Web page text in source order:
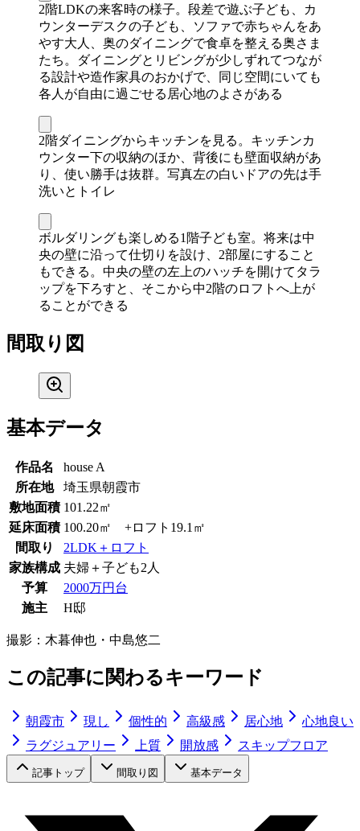
2階LDKの来客時の様子。段差で遊ぶ子ども、カ
ウンターデスクの子ども、ソファで赤ちゃんをあ
やす大人、奥のダイニングで食卓を整える奥さま
たち。ダイニングとリビングが少しずれてつなが
る設計や造作家具のおかげで、同じ空間にいても
各人が自由に過ごせる居心地のよさがある
2階ダイニングからキッチンを見る。キッチンカ
ウンター下の収納のほか、背後にも壁面収納があ
り、使い勝手は抜群。写真左の白いドアの先は手
洗いとトイレ
ボルダリングも楽しめる1階子ども室。将来は中
央の壁に沿って仕切りを設け、2部屋にすること
もできる。中央の壁の左上のハッチを開けてタラ
ップを下ろすと、そこから中2階のロフトへ上が
ることができる
間取り図
基本データ
作品名
house A
所在地
埼玉県朝霞市
敷地面積 101.22㎡
延床面積 100.20㎡ +ロフト19.1㎡
間取り
2LDK＋ロフト
家族構成 夫婦＋子ども2人
予算
2000万円台
施主
H邸
撮影： 木暮伸也・中島悠二
この記事に関わるキーワード
朝霞市 現し 個性的 高級感 居心地
心地良い
ラグジュアリー
上質 開放感 スキップフロア
記事トップ 間取り図 基本データ